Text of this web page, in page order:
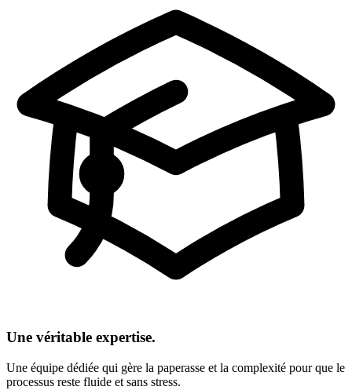
Une véritable expertise.
Une équipe dédiée qui gère la paperasse et la complexité pour que le
processus reste fluide et sans stress.